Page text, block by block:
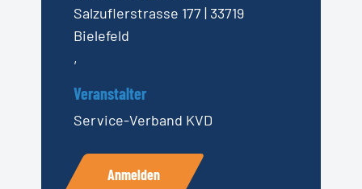
Salzuflerstrasse 177 | 33719
Bielefeld
,
Veranstalter
Service-Verband KVD
Anmelden